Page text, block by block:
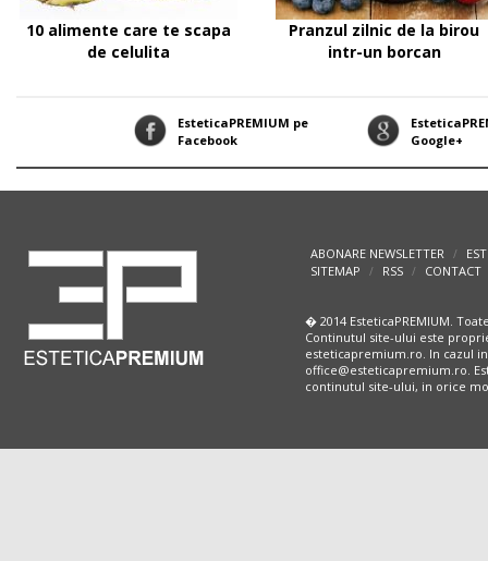
10 alimente care te scapa
de celulita
Pranzul zilnic de la birou
intr-un borcan
EsteticaPREMIUM pe
Facebook
Google+
ABONARE NEWSLETTER /
SITEMAP
/ RSS / CONTACT
� 2014 EsteticaPREMIUM.
Continutul site-ului este
esteticapremium.ro. In cazul
office@esteticapremium.ro.
continutul site-ului, in orice